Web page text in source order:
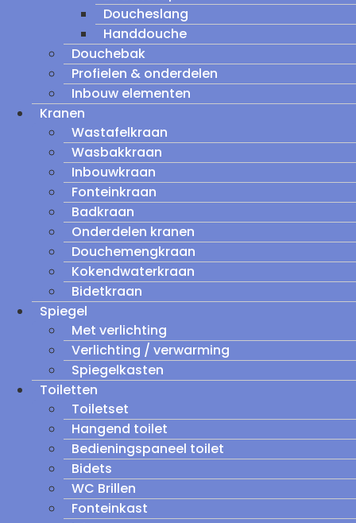
Doucheslang
Handdouche
Douchebak
Profielen & onderdelen
Inbouw elementen
Kranen
Wastafelkraan
Wasbakkraan
Inbouwkraan
Fonteinkraan
Badkraan
Onderdelen kranen
Douchemengkraan
Kokendwaterkraan
Bidetkraan
Spiegel
Met verlichting
Verlichting / verwarming
Spiegelkasten
Toiletten
Toiletset
Hangend toilet
Bedieningspaneel toilet
Bidets
WC Brillen
Fonteinkast